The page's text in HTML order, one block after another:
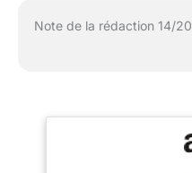
Note de la rédaction 14/20